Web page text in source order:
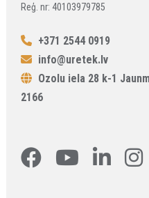
Reģ. nr: 40103979785
+371 2544 0919
info@uretek.lv
Ozolu iela 28 k-1
2166